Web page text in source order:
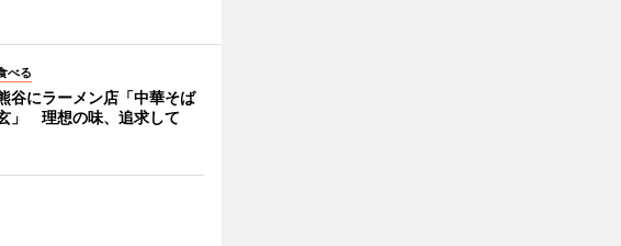
べる
谷にラーメン店「中華そば
」 理想の味、追求して